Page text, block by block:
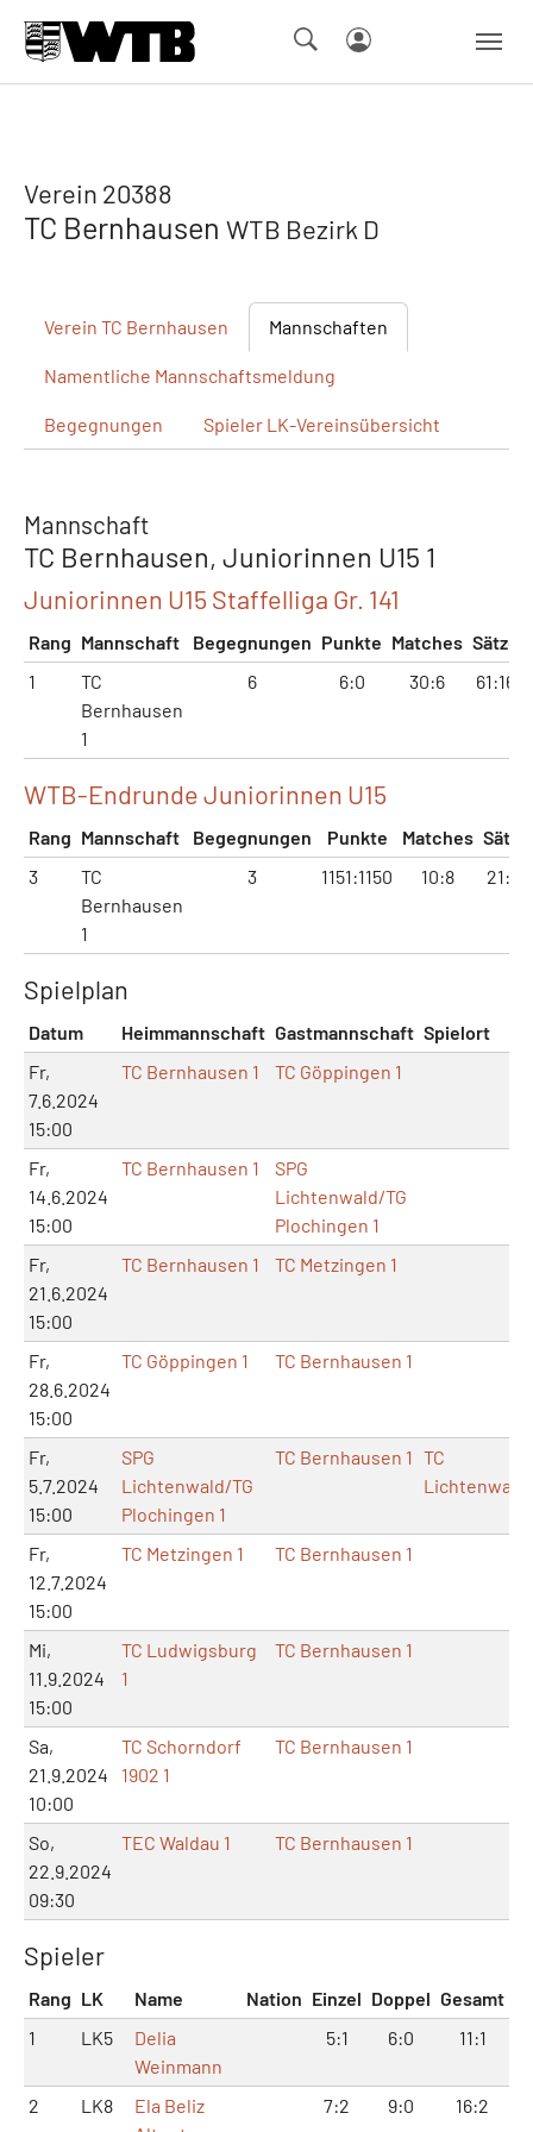
Verein 20388
TC Bernhausen WTB Bezirk D
Verein TC Bernhausen Mannschaften
Namentliche Mannschaftsmeldung
Begegnungen Spieler LK-Vereinsübersicht
Mannschaft
TC Bernhausen, Juniorinnen U15 1
Juniorinnen U15 Staffelliga Gr. 141
Rang Mannschaft Begegnungen Punkte Matches Sätze
1
TC
Bernhausen
1
6 6:0 30:6 61:16
WTB-Endrunde Juniorinnen U15
Rang Mannschaft Begegnungen Punkte Matches Sätze
3
TC
Bernhausen
1
3 1151:1150 10:8 21:19
Spielplan
Datum Heimmannschaft Gastmannschaft Spielort
Fr,
7.6.2024
15:00
TC Bernhausen 1 TC Göppingen 1
Fr,
14.6.2024
15:00
TC Bernhausen 1
SPG
Lichtenwald/TG
Plochingen 1
Fr,
21.6.2024
15:00
TC Bernhausen 1 TC Metzingen 1
Fr,
28.6.2024
15:00
TC Göppingen 1 TC Bernhausen 1
Fr,
5.7.2024
15:00
SPG
Lichtenwald/TG
Plochingen 1
TC Bernhausen 1 TC
Lichtenwald
Fr,
12.7.2024
15:00
TC Metzingen 1 TC Bernhausen 1
Mi,
11.9.2024
15:00
TC Ludwigsburg
1
TC Bernhausen 1
Sa,
21.9.2024
10:00
TC Schorndorf
1902 1
TC Bernhausen 1
So,
22.9.2024
09:30
TEC Waldau 1 TC Bernhausen 1
Spieler
Rang LK Name Nation Einzel Doppel Gesamt
1
LK5
Delia
Weinmann
5:1 6:0 11:1
2 LK8
Ela Beliz
7:2 9:0 16:2